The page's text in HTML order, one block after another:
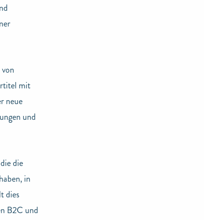
mit
neue
und
die
in
dies
B2C und